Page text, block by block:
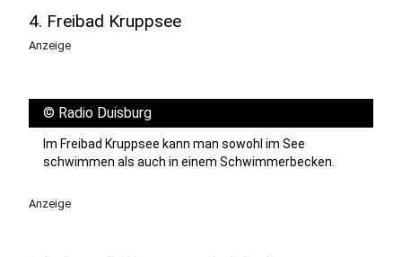
4. Freibad Kruppsee
Anzeige
© Radio Duisburg
Im Freibad Kruppsee kann man sowohl im See
schwimmen als auch in einem Schwimmerbecken.
Anzeige